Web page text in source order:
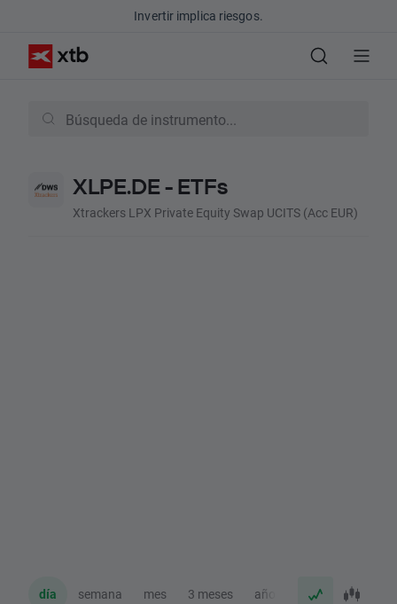
Invertir implica riesgos.
XLPE.DE - ETFs
Xtrackers LPX Private Equity Swap UCITS (Acc EUR)
día semana mes 3 meses año